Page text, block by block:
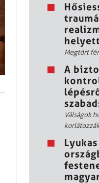
Megtört
A
Válságok